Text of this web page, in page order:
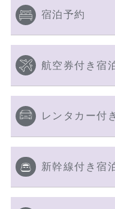
宿泊予約
航空券付き宿
レンタカー付
新幹線付き宿